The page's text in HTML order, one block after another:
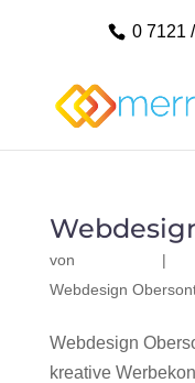
0 7121
von |
Webdesign
Webdesign
kreative